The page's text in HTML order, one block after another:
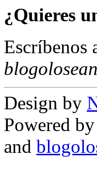
¿Quieres
Escríbenos
Design by
Powered by
and